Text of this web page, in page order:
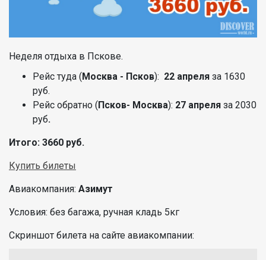
Неделя отдыха в Пскове.
Рейс туда (Москва - Псков): 22 апреля за 1630
руб.
Рейс обратно (Псков- Москва): 27 апреля за 2030
руб.
Итого: 3660 руб.
Купить билеты
Авиакомпания: Азимут
Условия: без багажа, ручная кладь 5кг
Скриншот билета на сайте авиакомпании: